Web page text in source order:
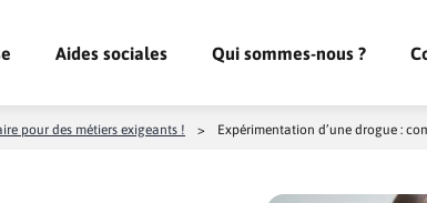
Aides sociales Qui sommes-nous ?
pour des métiers exigeants ! > Expérimentation d’une drogue :